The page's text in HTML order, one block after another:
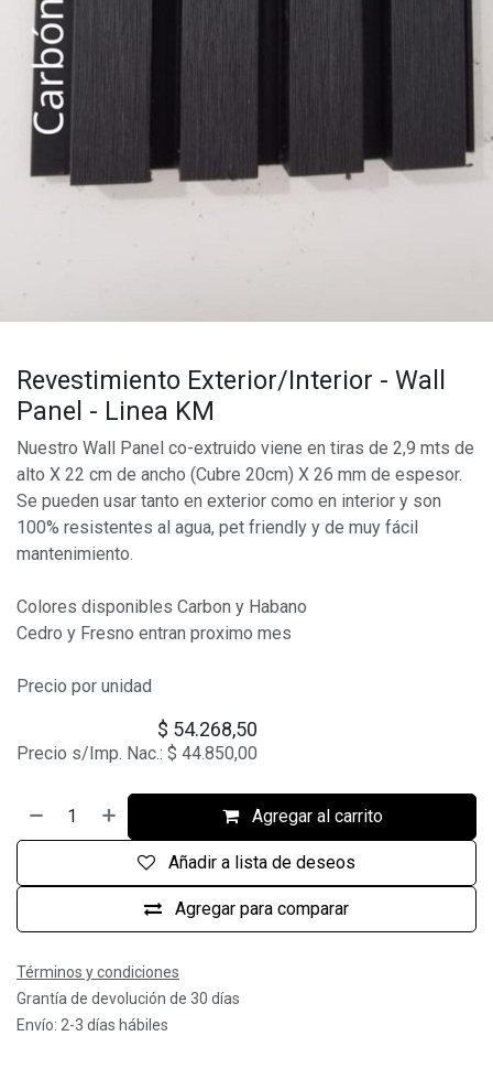
Revestimiento Exterior/Interior - Wall
Panel - Linea KM
Nuestro Wall Panel co-extruido viene en tiras de 2,9 mts de
alto X 22 cm de ancho (Cubre 20cm) X 26 mm de espesor.
Se pueden usar tanto en exterior como en interior y son
100% resistentes al agua, pet friendly y de muy fácil
mantenimiento.
Colores disponibles Carbon y Habano
Cedro y Fresno entran proximo mes
Precio por unidad
$ 54.268,50
Precio s/Imp. Nac.: $ 44.850,00
Agregar al carrito
Agregar para comparar
Añadir a lista de deseos
Términos y condiciones
Grantía de devolución de 30 días
Envío: 2-3 días hábiles